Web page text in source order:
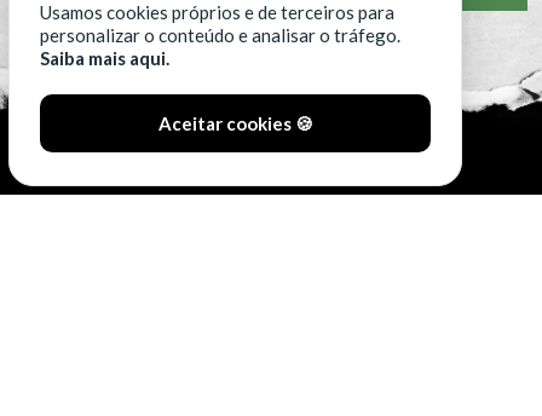
Usamos cookies próprios e de terceiros para
personalizar o conteúdo e analisar o tráfego.
Saiba mais aqui.
Aceitar cookies 🍪